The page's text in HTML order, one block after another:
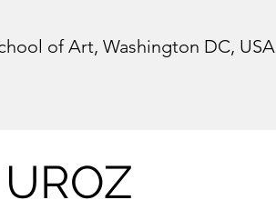
of Art, Washington DC, USA